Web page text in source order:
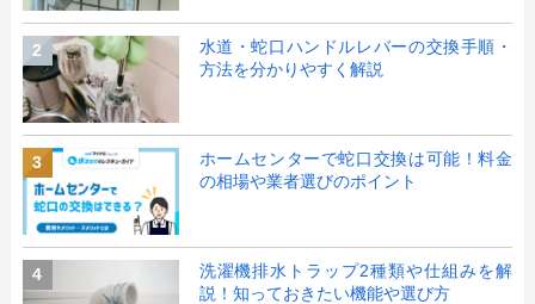
2
水道・蛇口ハンドルレバーの交換手順・
方法を分かりやすく解説
3
ホームセンターで蛇口交換は可能！料金
の相場や業者選びのポイント
4
洗濯機排水トラップ2種類や仕組みを解
説！知っておきたい機能や選び方